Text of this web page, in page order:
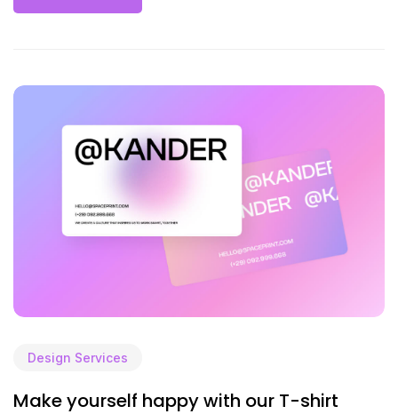
Design Services
Make yourself happy with our T-shirt